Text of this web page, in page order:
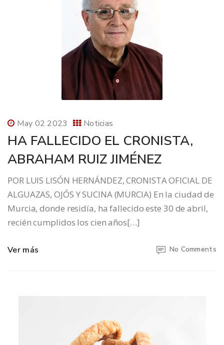
May 02 2023 Noticias
HA FALLECIDO EL CRONISTA,
ABRAHAM RUIZ JIMÉNEZ
POR LUIS LISÓN HERNÁNDEZ, CRONISTA OFICIAL DE
ALGUAZAS, OJÓS Y SUCINA (MURCIA) En la ciudad de
Murcia, donde residía, ha fallecido este 30 de abril,
recién cumplidos los cien años[…]
Ver más No Comments